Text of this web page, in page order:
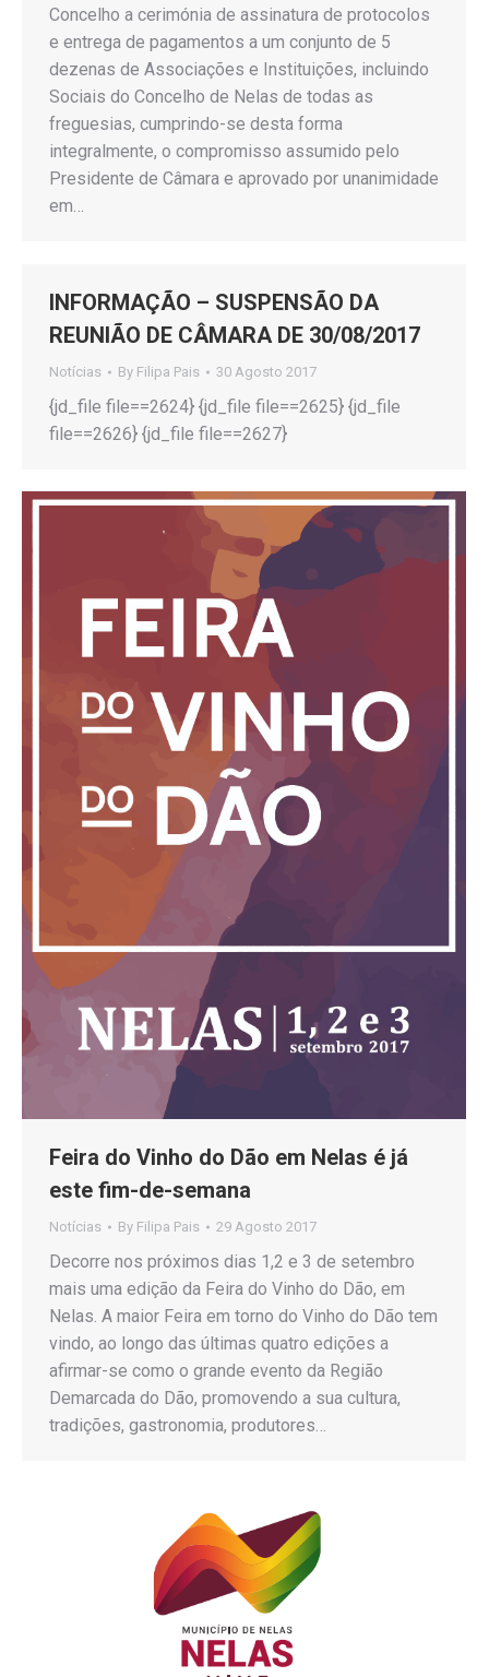
Concelho a cerimónia de assinatura de protocolos
e entrega de pagamentos a um conjunto de 5
dezenas de Associações e Instituições, incluindo
Sociais do Concelho de Nelas de todas as
freguesias, cumprindo-se desta forma
integralmente, o compromisso assumido pelo
Presidente de Câmara e aprovado por unanimidade
em…
INFORMAÇÃO – SUSPENSÃO DA
REUNIÃO DE CÂMARA DE 30/08/2017
Notícias By Filipa Pais 30 Agosto 2017
{jd_file file==2624} {jd_file file==2625} {jd_file
file==2626} {jd_file file==2627}
Feira do Vinho do Dão em Nelas é já
este fim-de-semana
Notícias By Filipa Pais 29 Agosto 2017
Decorre nos próximos dias 1,2 e 3 de setembro
mais uma edição da Feira do Vinho do Dão, em
Nelas. A maior Feira em torno do Vinho do Dão tem
vindo, ao longo das últimas quatro edições a
afirmar-se como o grande evento da Região
Demarcada do Dão, promovendo a sua cultura,
tradições, gastronomia, produtores…